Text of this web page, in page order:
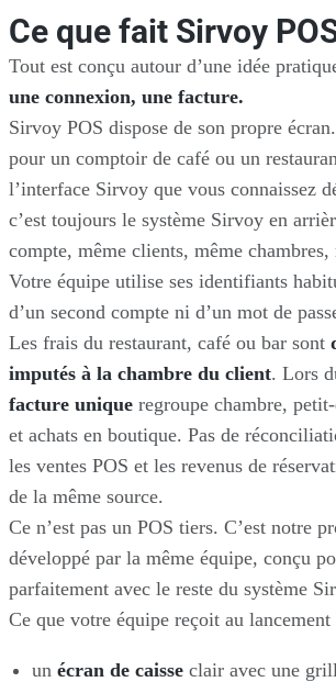
Ce que fait Sirvoy
Tout est conçu autour d’une idée
une connexion, une facture.
Sirvoy POS dispose de son propre
pour un comptoir de café ou un
l’interface Sirvoy que vous connaissez
c’est toujours le système Sirvoy en
compte, même clients, même chambres,
Votre équipe utilise ses identifiants
d’un second compte ni d’un mot de
Les frais du restaurant, café ou bar sont
imputés à la chambre du client. Lors
facture unique regroupe chambre,
et achats en boutique. Pas de
les ventes POS et les revenus de
de la même source.
Ce n’est pas un POS tiers. C’est notre
développé par la même équipe, conçu
parfaitement avec le reste du système
Ce que votre équipe reçoit au lancement
un écran de caisseclair avec une